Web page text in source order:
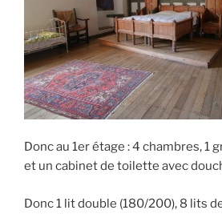
Donc au 1er étage : 4 chambres, 1
et un cabinet de toilette avec
Donc 1 lit double (180/200), 8 lits